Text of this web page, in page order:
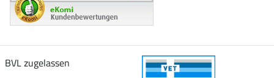
BVL zugelassen